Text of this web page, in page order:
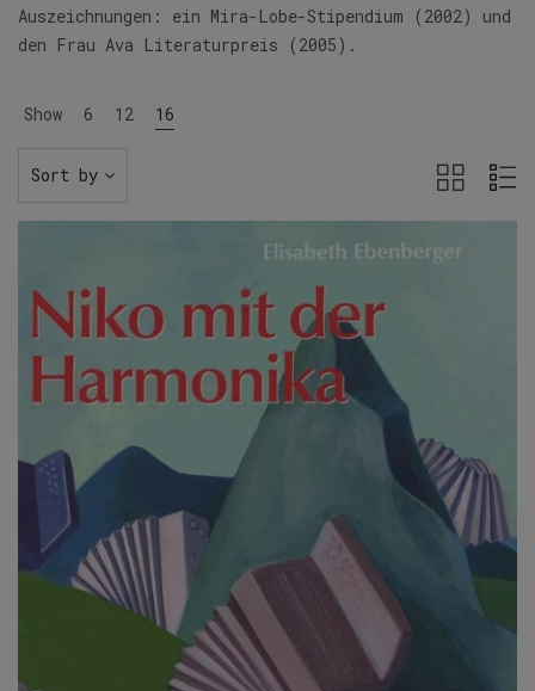
Auszeichnungen: ein Mira-Lobe-Stipendium (2002) und
den Frau Ava Literaturpreis (2005).
Show 6 12 16
Sort by